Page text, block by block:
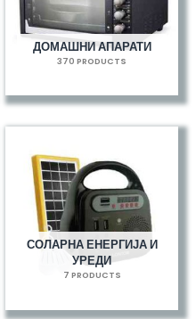
ДОМАШНИ АПАРАТИ
370 PRODUCTS
СОЛАРНА ЕНЕРГИЈА И
УРЕДИ
7 PRODUCTS